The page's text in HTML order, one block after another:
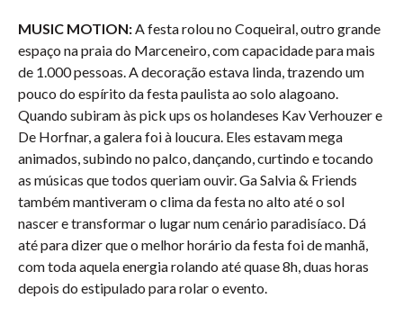
MUSIC MOTION: A festa rolou no Coqueiral, outro grande
espaço na praia do Marceneiro, com capacidade para mais
de 1.000 pessoas. A decoração estava linda, trazendo um
pouco do espírito da festa paulista ao solo alagoano.
Quando subiram às pick ups os holandeses Kav Verhouzer e
De Horfnar, a galera foi à loucura. Eles estavam mega
animados, subindo no palco, dançando, curtindo e tocando
as músicas que todos queriam ouvir. Ga Salvia & Friends
também mantiveram o clima da festa no alto até o sol
nascer e transformar o lugar num cenário paradisíaco. Dá
até para dizer que o melhor horário da festa foi de manhã,
com toda aquela energia rolando até quase 8h, duas horas
depois do estipulado para rolar o evento.